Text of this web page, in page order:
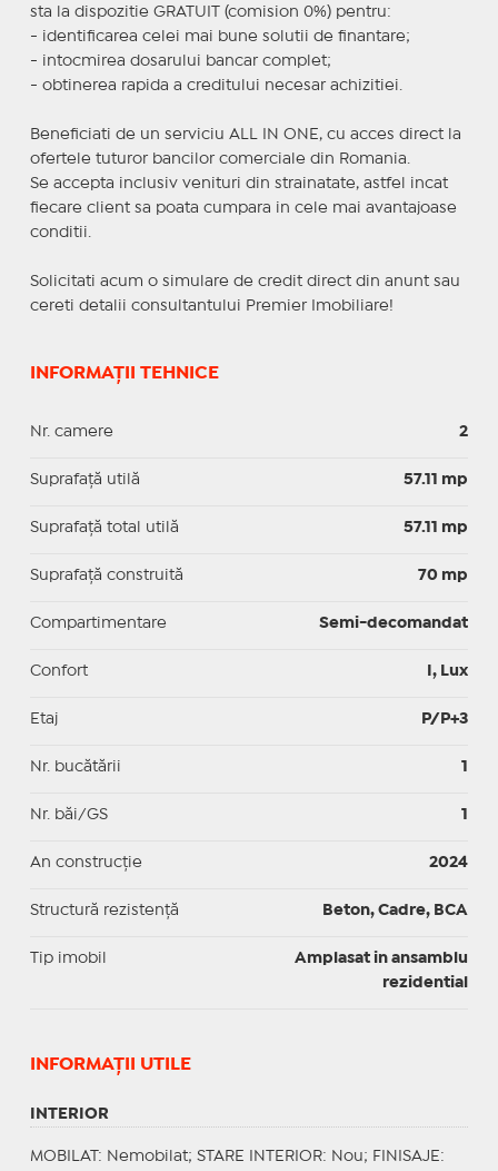
sta la dispozitie GRATUIT (comision 0%) pentru:
- identificarea celei mai bune solutii de finantare;
- intocmirea dosarului bancar complet;
- obtinerea rapida a creditului necesar achizitiei.
Beneficiati de un serviciu ALL IN ONE, cu acces direct la
ofertele tuturor bancilor comerciale din Romania.
Se accepta inclusiv venituri din strainatate, astfel incat
fiecare client sa poata cumpara in cele mai avantajoase
conditii.
Solicitati acum o simulare de credit direct din anunt sau
cereti detalii consultantului Premier Imobiliare!
INFORMAȚII TEHNICE
Nr. camere 2
Suprafaţă utilă 57.11 mp
Suprafaţă total utilă 57.11 mp
Suprafaţă construită 70 mp
Compartimentare Semi-decomandat
Confort I, Lux
Etaj P/P+3
Nr. bucătării 1
Nr. băi/GS 1
An construcție 2024
Structură rezistență Beton, Cadre, BCA
Tip imobil
Amplasat in ansamblu
rezidential
INFORMAŢII UTILE
INTERIOR
MOBILAT : Nemobilat; STARE INTERIOR: Nou; FINISAJE :